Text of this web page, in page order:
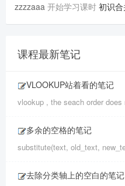
zzzzaaa 开始学习课时 初识
课程最新笔记
VLOOKUP站着看的笔记
vlookup , the seach order
多余的空格的笔记
substitute(text, old_text,
去除分类轴上的空白的笔记